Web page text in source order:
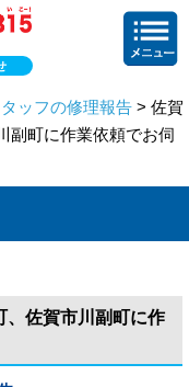
タッフの修理報告 > 佐賀
副町に作業依頼でお伺
、佐賀市川副町に作